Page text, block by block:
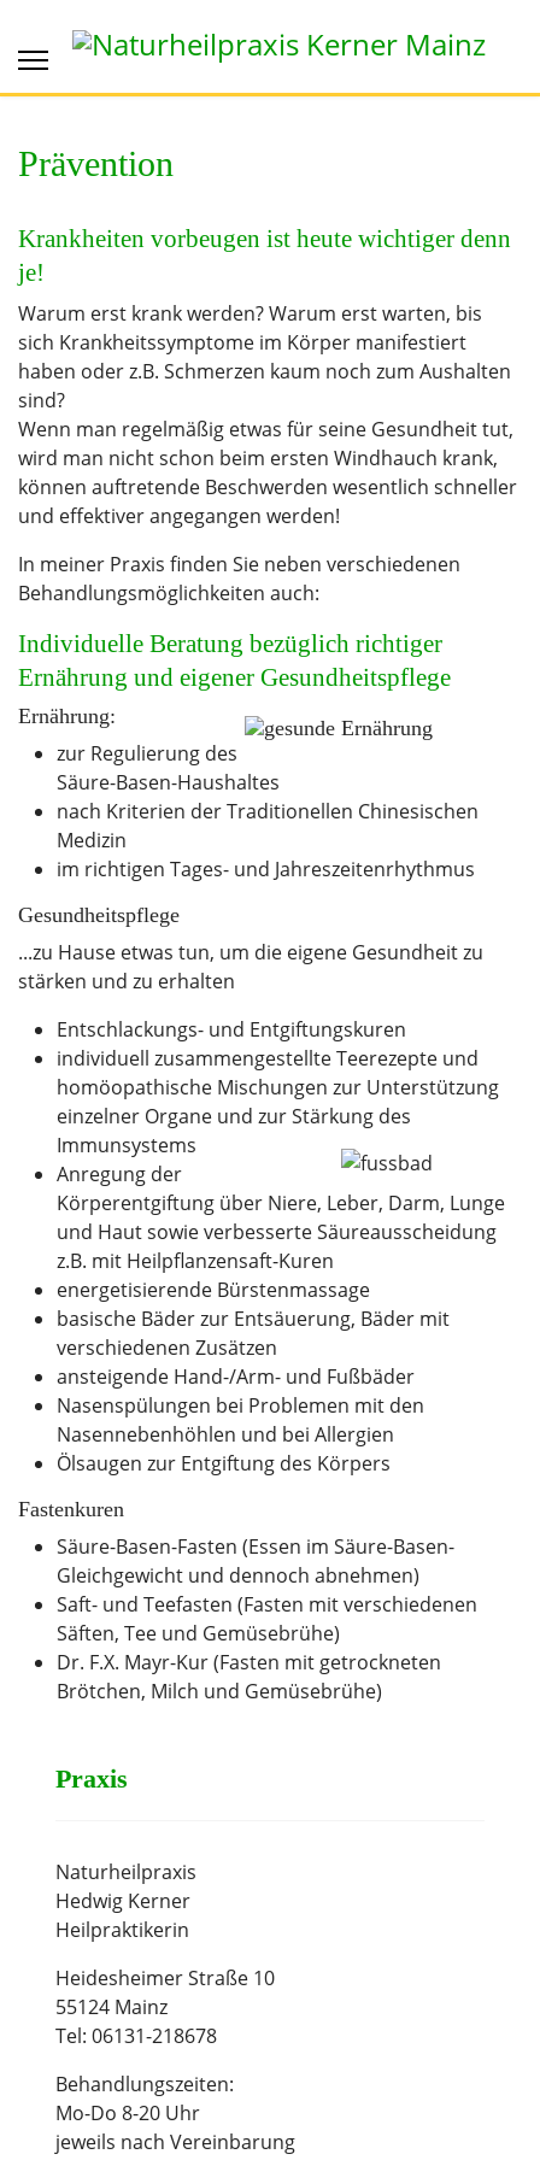
Prävention
Krankheiten vorbeugen ist heute wichtiger denn
je!
Warum erst krank werden? Warum erst warten, bis
sich Krankheitssymptome im Körper manifestiert
haben oder z.B. Schmerzen kaum noch zum Aushalten
sind?
Wenn man regelmäßig etwas für seine Gesundheit tut,
wird man nicht schon beim ersten Windhauch krank,
können auftretende Beschwerden wesentlich schneller
und effektiver angegangen werden!
In meiner Praxis finden Sie neben verschiedenen
Behandlungsmöglichkeiten auch:
Individuelle Beratung bezüglich richtiger
Ernährung und eigener Gesundheitspflege
Ernährung:
zur Regulierung des
Säure-Basen-Haushaltes
nach Kriterien der Traditionellen Chinesischen
Medizin
im richtigen Tages- und Jahreszeitenrhythmus
Gesundheitspflege
...zu Hause etwas tun, um die eigene Gesundheit zu
stärken und zu erhalten
Entschlackungs- und Entgiftungskuren
individuell zusammengestellte Teerezepte und
homöopathische Mischungen zur Unterstützung
einzelner Organe und zur Stärkung des
Immunsystems
Anregung der
Körperentgiftung über Niere, Leber, Darm, Lunge
und Haut sowie verbesserte Säureausscheidung
z.B. mit Heilpflanzensaft-Kuren
energetisierende Bürstenmassage
basische Bäder zur Entsäuerung, Bäder mit
verschiedenen Zusätzen
ansteigende Hand-/Arm- und Fußbäder
Nasenspülungen bei Problemen mit den
Nasennebenhöhlen und bei Allergien
Ölsaugen zur Entgiftung des Körpers
Fastenkuren
Säure-Basen-Fasten (Essen im Säure-Basen-
Gleichgewicht und dennoch abnehmen)
Saft- und Teefasten (Fasten mit verschiedenen
Säften, Tee und Gemüsebrühe)
Dr. F.X. Mayr-Kur (Fasten mit getrockneten
Brötchen, Milch und Gemüsebrühe)
Praxis
Naturheilpraxis
Hedwig Kerner
Heilpraktikerin
Heidesheimer Straße 10
55124 Mainz
Tel: 06131-218678
Behandlungszeiten:
Mo-Do 8-20 Uhr
jeweils nach Vereinbarung